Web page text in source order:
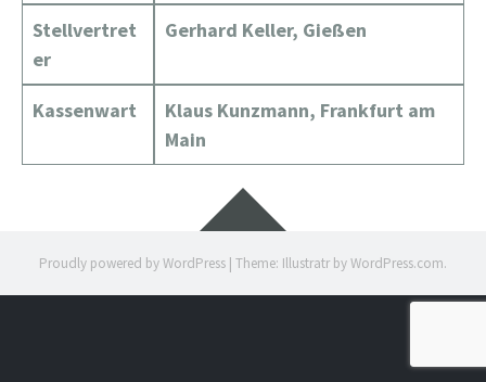
Stellvertret
er
Gerhard Keller, Gießen
Kassenwart
Klaus Kunzmann, Frankfurt am
Main
Widgets
Proudly powered by WordPress | Theme: Illustratr byWordPress.com.